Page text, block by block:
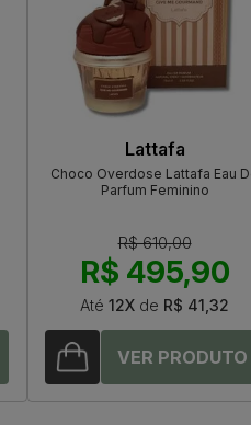
Lattafa
Choco Overdose Lattafa Eau
Parfum Feminino
R$ 610,00
R$ 495,90
Até 12X de R$ 41,32